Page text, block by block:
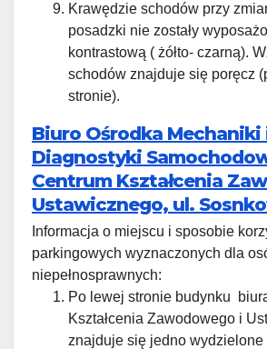
Krawędzie schodów przy
posadzki nie zostały
kontrastową ( żółto- czarną).
schodów znajduje się poręcz
stronie).
Biuro Ośrodka Mechaniki
Diagnostyki
Centrum Kształcenia
Ustawicznego, ul.
Informacja o miejscu i sposobie
parkingowych wyznaczonych dla
niepełnosprawnych:
Po lewej stronie budynku
Kształcenia Zawodowego i
znajduje się jedno wydzielone